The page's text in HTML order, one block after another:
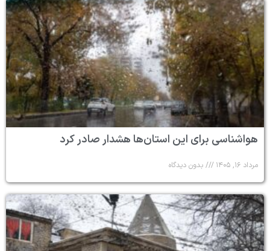
هواشناسی برای این استان‌ها هشدار صادر کرد
مرداد ۱۶, ۱۴۰۵ بدون دیدگاه